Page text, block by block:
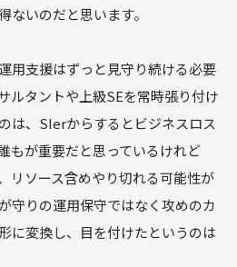
ないのだと思います。
用支援はずっと見守り続ける必要
ルタントや上級SEを常時張り付け
は、SIerからするとビジネスロス
もが重要だと思っているけれど
リソース含めやり切れる可能性が
守りの運用保守ではなく攻めのカ
に変換し、目を付けたというのは